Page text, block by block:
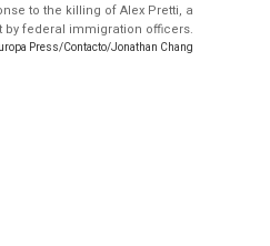
to the killing of Alex Pretti, a
by federal immigration officers.
Press/Contacto/Jonathan Chang